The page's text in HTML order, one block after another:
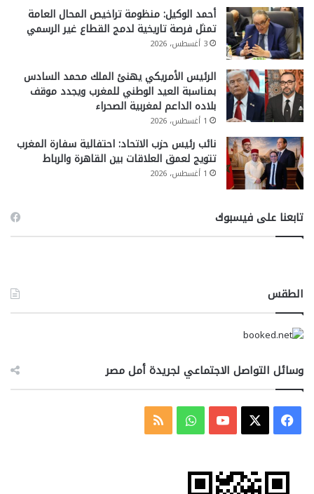
أحمد الوكيل: منظومة تراخيص المحال العامة
تمثل فرصة تاريخية لدمج القطاع غير الرسمي
3 أغسطس، 2026
الرئيس الأمريكي يهنئ الملك محمد السادس
بمناسبة العيد الوطني للمغرب ويجدد موقف
بلاده الداعم لمغربية الصحراء
1 أغسطس، 2026
نائب رئيس حزب الاتحاد: احتفالية سفارة المغرب
تتويج لعمق العلاقات بين القاهرة والرباط
1 أغسطس، 2026
تابعنا على فيسبوك
الطقس
وسائل التواصل الاجتماعي لجريدة أمل مصر
فيسبوك ‫YouTubeواتسابملخص